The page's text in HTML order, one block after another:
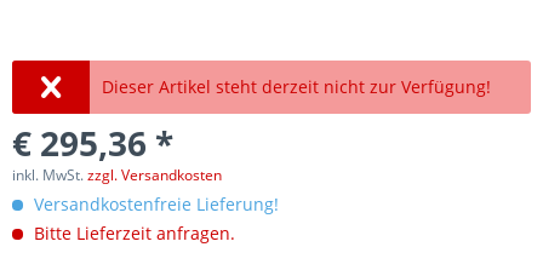
Dieser Artikel steht derzeit nicht zur Verfügung!
€ 295,36 *
inkl. MwSt.zzgl. Versandkosten
Versandkostenfreie Lieferung!
Bitte Lieferzeit anfragen.